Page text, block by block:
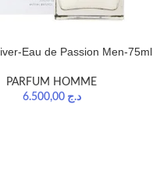
Eau de Passion Men-75ml
PARFUM HOMME
د.ج 6.500,00